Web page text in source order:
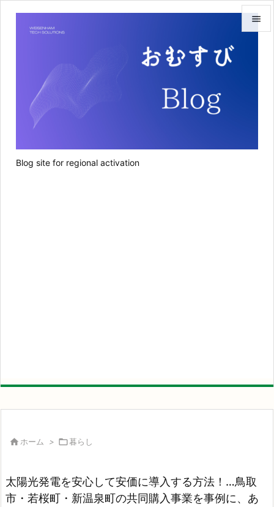
Blog site for regional activation

次へ
 ホーム > 暮らし
太陽光発電を安心して安価に導入する方法！…鳥取
市・若桜町・新温泉町の共同購入事業を事例に、あ